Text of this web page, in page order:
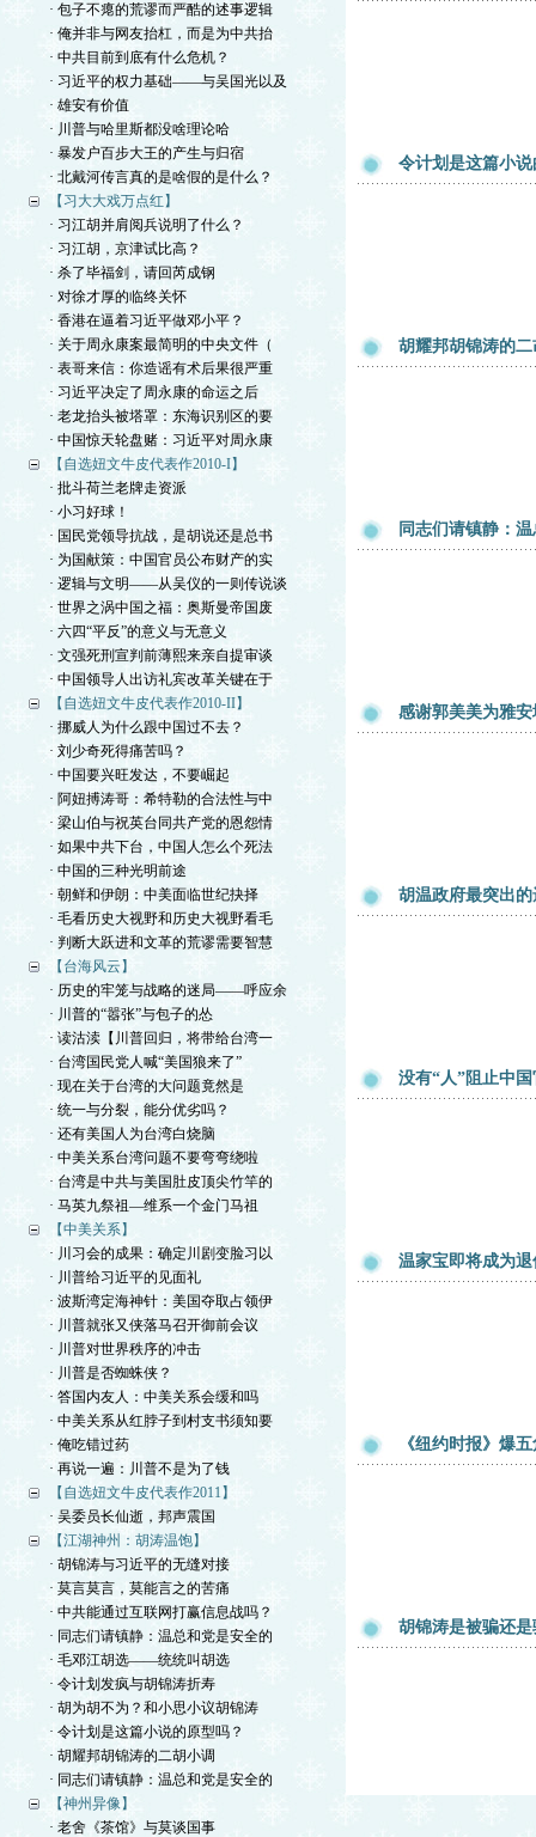
· 包子不瘪的荒谬而严酷的述事逻辑
· 俺并非与网友抬杠，而是为中共抬
· 中共目前到底有什么危机？
· 习近平的权力基础——与吴国光以及
· 雄安有价值
· 川普与哈里斯都没啥理论哈
· 暴发户百步大王的产生与归宿
· 北戴河传言真的是啥假的是什么？
【习大大戏万点红】
· 习江胡并肩阅兵说明了什么？
· 习江胡，京津试比高？
· 杀了毕福剑，请回芮成钢
· 对徐才厚的临终关怀
· 香港在逼着习近平做邓小平？
· 关于周永康案最简明的中央文件（
· 表哥来信：你造谣有术后果很严重
· 习近平决定了周永康的命运之后
· 老龙抬头被塔罩：东海识别区的要
· 中国惊天轮盘赌：习近平对周永康
【自选妞文牛皮代表作2010-I】
· 批斗荷兰老牌走资派
· 小习好球！
· 国民党领导抗战，是胡说还是总书
· 为国献策：中国官员公布财产的实
· 逻辑与文明——从吴仪的一则传说谈
· 世界之涡中国之福：奥斯曼帝国废
· 六四“平反”的意义与无意义
· 文强死刑宣判前薄熙来亲自提审谈
· 中国领导人出访礼宾改革关键在于
【自选妞文牛皮代表作2010-II】
· 挪威人为什么跟中国过不去？
· 刘少奇死得痛苦吗？
· 中国要兴旺发达，不要崛起
· 阿妞搏涛哥：希特勒的合法性与中
· 梁山伯与祝英台同共产党的恩怨情
· 如果中共下台，中国人怎么个死法
· 中国的三种光明前途
· 朝鲜和伊朗：中美面临世纪抉择
· 毛看历史大视野和历史大视野看毛
· 判断大跃进和文革的荒谬需要智慧
【台海风云】
· 历史的牢笼与战略的迷局——呼应余
· 川普的“嚣张”与包子的怂
· 读沽渎【川普回归，将带给台湾一
· 台湾国民党人喊“美国狼来了”
· 现在关于台湾的大问题竟然是
· 统一与分裂，能分优劣吗？
· 还有美国人为台湾白烧脑
· 中美关系台湾问题不要弯弯绕啦
· 台湾是中共与美国肚皮顶尖竹竿的
· 马英九祭祖—维系一个金门马祖
【中美关系】
· 川习会的成果：确定川剧变脸习以
· 川普给习近平的见面礼
· 波斯湾定海神针：美国夺取占领伊
· 川普就张又侠落马召开御前会议
· 川普对世界秩序的冲击
· 川普是否蜘蛛侠？
· 答国内友人：中美关系会缓和吗
· 中美关系从红脖子到村支书须知要
· 俺吃错过药
· 再说一遍：川普不是为了钱
【自选妞文牛皮代表作2011】
· 吴委员长仙逝，邦声震国
【江湖神州：胡涛温饱】
· 胡锦涛与习近平的无缝对接
· 莫言莫言，莫能言之的苦痛
· 中共能通过互联网打赢信息战吗？
· 同志们请镇静：温总和党是安全的
· 毛邓江胡选——统统叫胡选
· 令计划发疯与胡锦涛折寿
· 胡为胡不为？和小思小议胡锦涛
· 令计划是这篇小说的原型吗？
· 胡耀邦胡锦涛的二胡小调
· 同志们请镇静：温总和党是安全的
【神州异像】
· 老舍《茶馆》与莫谈国事
令计划是这篇小
胡耀邦胡锦涛的
同志们请镇静：
感谢郭美美为雅
胡温政府最突出的
没有“人”阻止中
温家宝即将成为
《纽约时报》爆
胡锦涛是被骗还